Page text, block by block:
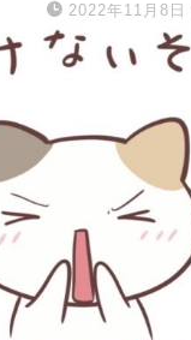
2022年11月8日